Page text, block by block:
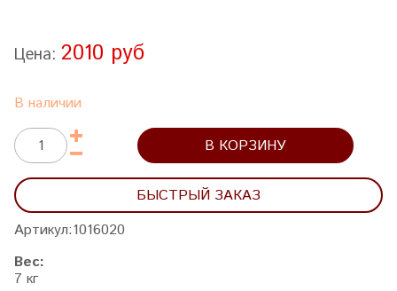
Цена: 2010 руб
В наличии
В КОРЗИНУ
БЫСТРЫЙ ЗАКАЗ
Артикул:1016020
Вес:
7 кг